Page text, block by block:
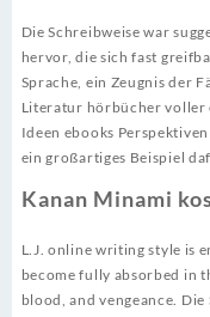
Die Schreibweise war
hervor, die sich fast
Sprache, ein Zeugnis der
Literatur hörbücher voller
Ideen ebooks
ein großartiges Beispiel
Kanan Minami
L.J. online writing style is
become fully absorbed in
blood, and vengeance.